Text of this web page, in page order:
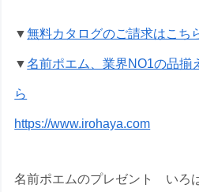
▼無料カタログのご請求はこち
▼名前ポエム、業界NO1の品揃
ら
https://www.irohaya.com
名前ポエムのプレゼント いろ